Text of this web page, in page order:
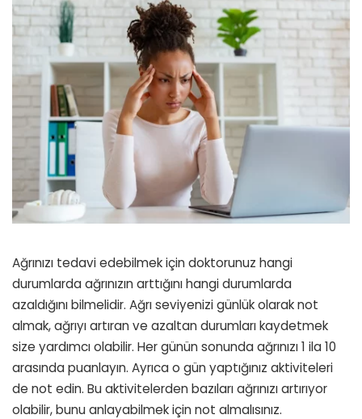
Ağrınızı tedavi edebilmek için doktorunuz hangi
durumlarda ağrınızın arttığını hangi durumlarda
azaldığını bilmelidir. Ağrı seviyenizi günlük olarak not
almak, ağrıyı artıran ve azaltan durumları kaydetmek
size yardımcı olabilir. Her günün sonunda ağrınızı 1 ila 10
arasında puanlayın. Ayrıca o gün yaptığınız aktiviteleri
de not edin. Bu aktivitelerden bazıları ağrınızı artırıyor
olabilir, bunu anlayabilmek için not almalısınız.